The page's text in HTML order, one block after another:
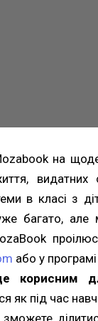
на
в класі з
багато, але
або у
корисним
як під час